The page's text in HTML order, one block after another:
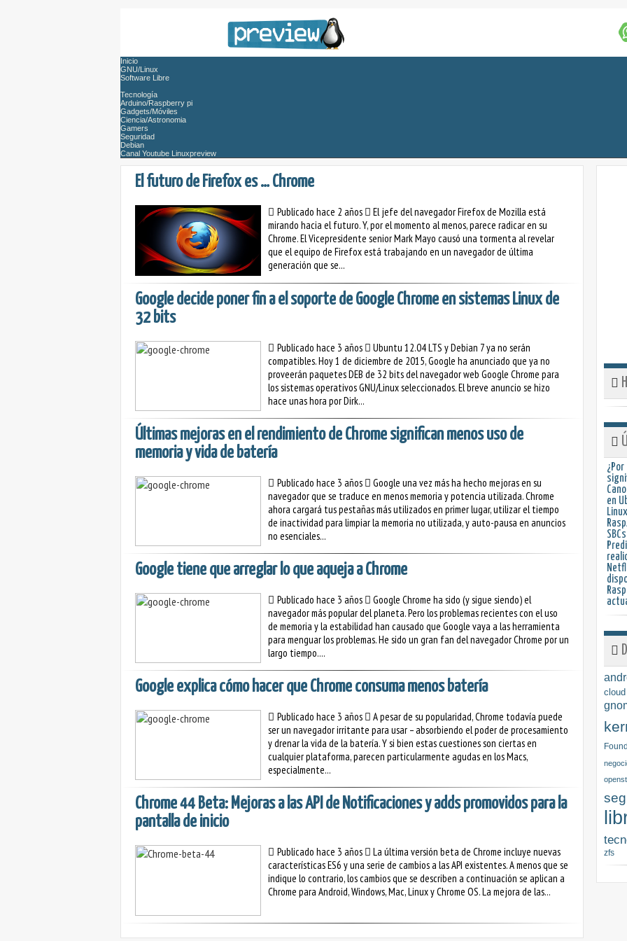
Inicio
GNU/Linux
Software Libre
Tecnología
Arduino/Raspberry pi
Gadgets/Móviles
Ciencia/Astronomia
Gamers
Seguridad
Debian
Canal Youtube Linuxpreview
El futuro de Firefox es … Chrome
Publicado hace 2 años
El jefe del navegador Firefox de Mozilla está
mirando hacia el futuro. Y, por el momento al menos, parece radicar en su
Chrome. El Vicepresidente senior Mark Mayo causó una tormenta al revelar
que el equipo de Firefox está trabajando en un navegador de última
generación que se...
Google decide poner fin a el soporte de Google Chrome en sistemas Linux de
32 bits
Publicado hace 3 años
Ubuntu 12.04 LTS y Debian 7 ya no serán
compatibles. Hoy 1 de diciembre de 2015, Google ha anunciado que ya no
proveerán paquetes DEB de 32 bits del navegador web Google Chrome para
los sistemas operativos GNU/Linux seleccionados. El breve anuncio se hizo
hace unas hora por Dirk...
Últimas mejoras en el rendimiento de Chrome significan menos uso de
memoria y vida de batería
Publicado hace 3 años
Google una vez más ha hecho mejoras en su
navegador que se traduce en menos memoria y potencia utilizada. Chrome
ahora cargará tus pestañas más utilizados en primer lugar, utilizar el tiempo
de inactividad para limpiar la memoria no utilizada, y auto-pausa en anuncios
no esenciales...
Google tiene que arreglar lo que aqueja a Chrome
Publicado hace 3 años
Google Chrome ha sido (y sigue siendo) el
navegador más popular del planeta. Pero los problemas recientes con el uso
de memoria y la estabilidad han causado que Google vaya a las herramienta
para menguar los problemas. He sido un gran fan del navegador Chrome por un
largo tiempo....
Google explica cómo hacer que Chrome consuma menos batería
Publicado hace 3 años
A pesar de su popularidad, Chrome todavía puede
ser un navegador irritante para usar – absorbiendo el poder de procesamiento
y drenar la vida de la batería. Y si bien estas cuestiones son ciertas en
cualquier plataforma, parecen particularmente agudas en los Macs,
especialmente...
Chrome 44 Beta: Mejoras a las API de Notificaciones y adds promovidos para la
pantalla de inicio
Publicado hace 3 años
La última versión beta de Chrome incluye nuevas
características ES6 y una serie de cambios a las API existentes. A menos que se
indique lo contrario, los cambios que se describen a continuación se aplican a
Chrome para Android, Windows, Mac, Linux y Chrome OS. La mejora de las...
en
SBCs
cloud
zfs